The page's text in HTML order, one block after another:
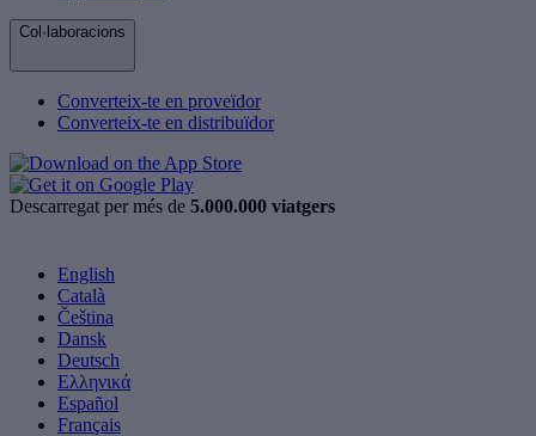
Col·laboracions
Converteix-te en proveïdor
Converteix-te en distribuïdor
Descarregat per més de 5.000.000 viatgers
English
Català
Čeština
Dansk
Deutsch
Ελληνικά
Español
Français